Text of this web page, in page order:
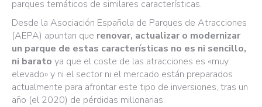
parques temáticos de similares características.
Desde la Asociación Española de Parques de Atracciones
(AEPA) apuntan que renovar, actualizar o modernizar
un parque de estas características no es ni sencillo,
ni barato ya que el coste de las atracciones es «muy
elevado» y ni el sector ni el mercado están preparados
actualmente para afrontar este tipo de inversiones, tras un
año (el 2020) de pérdidas millonarias.